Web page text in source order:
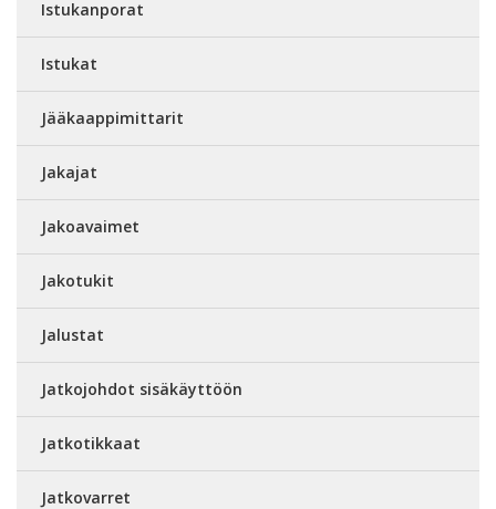
Istukanporat
Istukat
Jääkaappimittarit
Jakajat
Jakoavaimet
Jakotukit
Jalustat
Jatkojohdot sisäkäyttöön
Jatkotikkaat
Jatkovarret